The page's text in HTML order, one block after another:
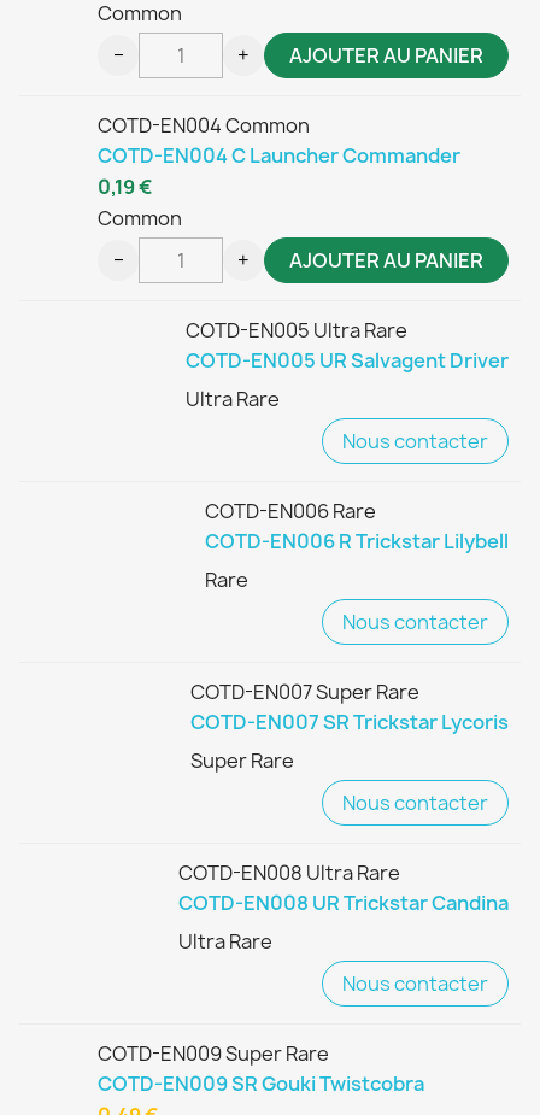
Common
− + AJOUTER AU PANIER
COTD-EN004 Common
COTD-EN004 C Launcher Commander
Common
0,19 €
− + AJOUTER AU PANIER
COTD-EN005 Ultra Rare
COTD-EN005 UR Salvagent Driver
Ultra Rare
Nous contacter
COTD-EN006 Rare
COTD-EN006 R Trickstar Lilybell
Rare
Nous contacter
COTD-EN007 Super Rare
COTD-EN007 SR Trickstar Lycoris
Super Rare
Nous contacter
COTD-EN008 Ultra Rare
COTD-EN008 UR Trickstar Candina
Ultra Rare
Nous contacter
COTD-EN009 Super Rare
COTD-EN009 SR Gouki Twistcobra